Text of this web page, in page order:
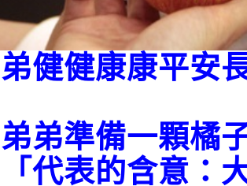
健健康康平安
弟準備一顆橘
代表的含意：